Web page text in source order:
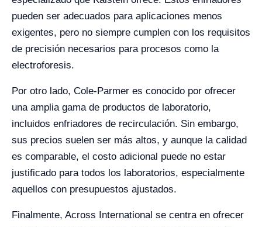
pueden ser adecuados para aplicaciones menos
exigentes, pero no siempre cumplen con los requisitos
de precisión necesarios para procesos como la
electroforesis.
Por otro lado, Cole-Parmer es conocido por ofrecer
una amplia gama de productos de laboratorio,
incluidos enfriadores de recirculación. Sin embargo,
sus precios suelen ser más altos, y aunque la calidad
es comparable, el costo adicional puede no estar
justificado para todos los laboratorios, especialmente
aquellos con presupuestos ajustados.
Finalmente, Across International se centra en ofrecer